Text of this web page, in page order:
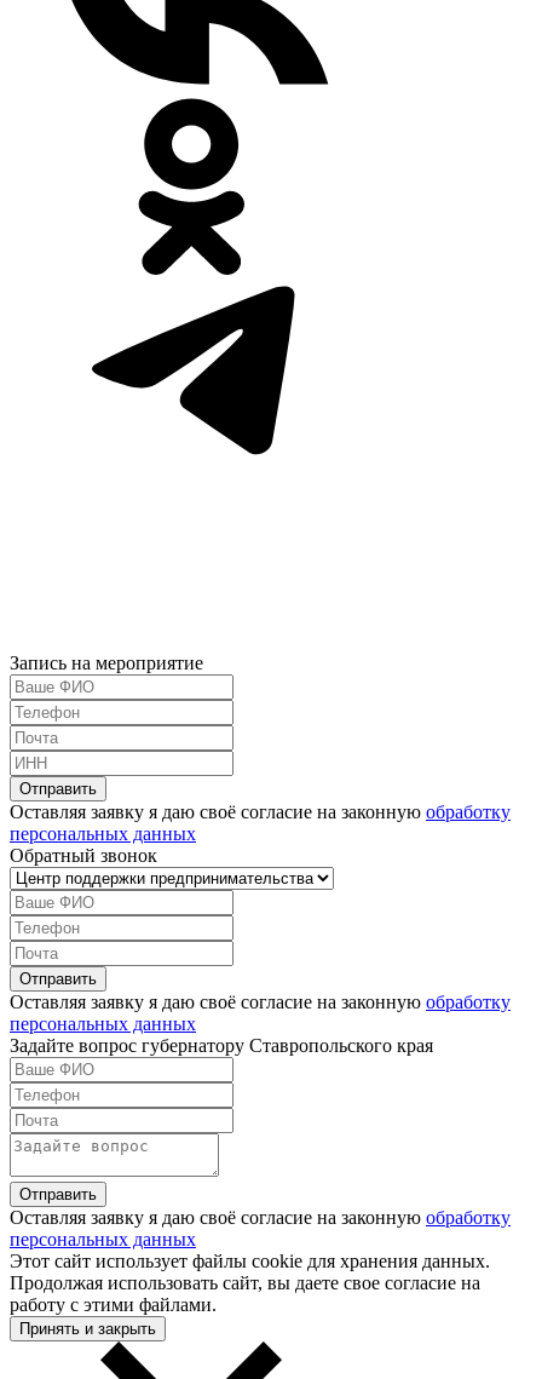
Запись на мероприятие
Оставляя заявку я даю своё согласие на законную обработку
персональных данных
Обратный звонок
Оставляя заявку я даю своё согласие на законную обработку
персональных данных
Задайте вопрос губернатору Ставропольского края
Оставляя заявку я даю своё согласие на законную обработку
персональных данных
Этот сайт использует файлы cookie для хранения данных.
Продолжая использовать сайт, вы даете свое согласие на
работу с этими файлами.
Принять и закрыть